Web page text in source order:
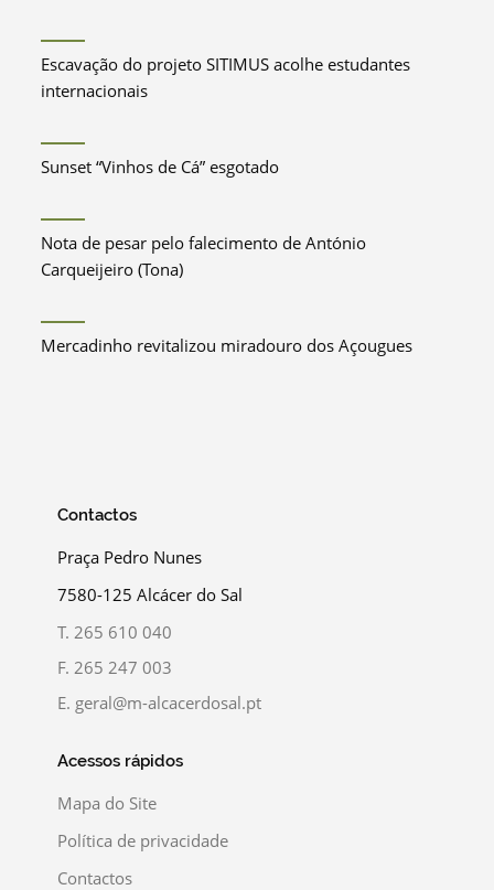
Escavação do projeto SITIMUS acolhe estudantes
internacionais
Sunset “Vinhos de Cá” esgotado
Nota de pesar pelo falecimento de António
Carqueijeiro (Tona)
Mercadinho revitalizou miradouro dos Açougues
Contactos
Praça Pedro Nunes
7580-125 Alcácer do Sal
T. 265 610 040
F. 265 247 003
E. geral@m-alcacerdosal.pt
Acessos rápidos
Mapa do Site
Política de privacidade
Contactos